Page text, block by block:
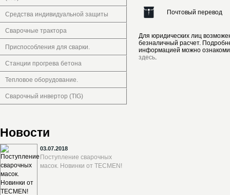
Средства индивидуальной защиты
Сварочные трактора
Приспособления для сварки.
Станции прогрева бетона
Тепловое оборудование.
Сварочный инвертор (TIG)
Новости
03.07.2018
Поступление сварочных
масок. Новинки от TECMEN!
Почтовый перевод
Для юридических лиц
безналичный расчет.
информацией можно
здесь.